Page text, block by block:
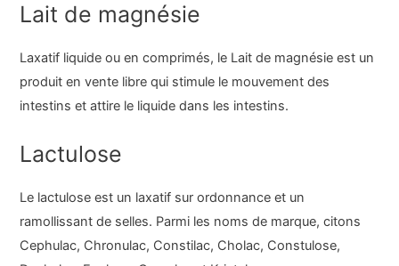
Lait de magnésie
Laxatif liquide ou en comprimés, le Lait de magnésie est un
produit en vente libre qui stimule le mouvement des
intestins et attire le liquide dans les intestins.
Lactulose
Le lactulose est un laxatif sur ordonnance et un
ramollissant de selles. Parmi les noms de marque, citons
Cephulac, Chronulac, Constilac, Cholac, Constulose,